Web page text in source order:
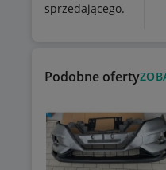
sprzedającego.
Podobne oferty